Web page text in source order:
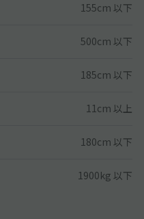
155cm 以下
500cm 以下
185cm 以下
11cm 以上
180cm 以下
1900kg 以下